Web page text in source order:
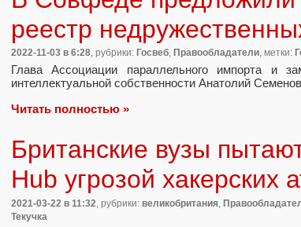
реестр
2022-11-03 в 6:28 , рубрики: Госвеб Правообладатели , метки:
Глава Ассоциации параллельного импорта и
интеллектуальной собственности Анатолий Семенов
Читать полностью »
Британские вузы
Hub угрозой хакерских
2021-03-22 в 11:32 , рубрики: великобритания
Текучка